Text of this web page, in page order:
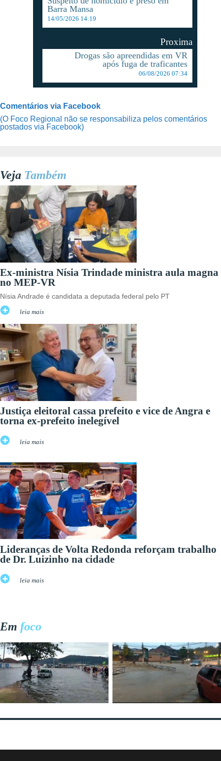
Barra Mansa
14/05/2026 14:19
Proxima
Drogas são apreendidas em VR
após fuga de traficantes
06/08/2026 07:34
Comentários via Facebook
(O Foco Regional não se responsabiliza pelos comentários
postados via Facebook)
Veja Também
Ex-ministra Nísia Trindade ministra aula magna
no MEP-VR
Nísia Andrade é candidata a deputada federal pelo PT
leia mais
Justiça eleitoral cassa prefeito e vice de Angra e
torna ex-prefeito inelegível
leia mais
Lideranças de Volta Redonda reforçam trabalho
de Dr. Luizinho na cidade
leia mais
Em foco